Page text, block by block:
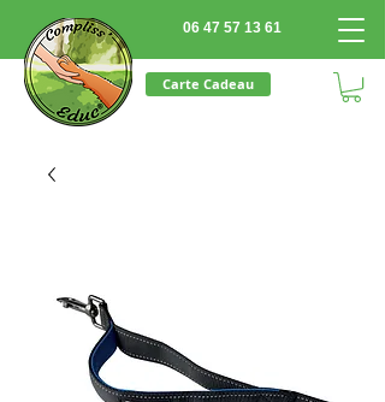
06 47 57 13 61
Carte Cadeau